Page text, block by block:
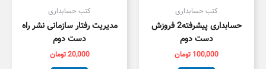
کتب حسابداری
حسابداری پیشرفته2 فروزش
دست دوم
100,000 تومان
کتب حسابداری
مدیریت رفتار سازمانی نشر راه
دست دوم
20,000تومان